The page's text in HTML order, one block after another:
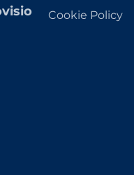
Cookie Policy